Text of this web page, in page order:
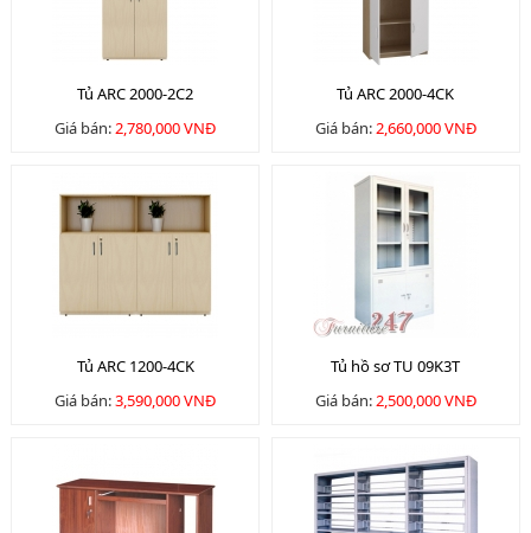
Tủ ARC 2000-2C2
Giá bán:2,780,000 VNĐ
Tủ ARC 2000-4CK
Giá bán:2,660,000 VNĐ
Tủ ARC 1200-4CK
Giá bán:3,590,000 VNĐ
Tủ hồ sơ TU 09K3T
Giá bán:2,500,000 VNĐ